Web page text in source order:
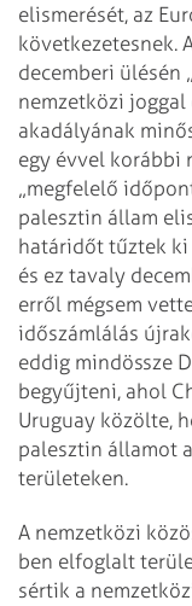
elismerését, az
következetesnek.
decemberi ülésén
nemzetközi
akadályának
egy évvel korábbi
„megfelelő
palesztin állam
határidőt tűztek ki
és ez tavaly
erről mégsem
időszámlálás
eddig mindössze
begyűjteni, ahol
Uruguay közölte,
palesztin államot
területeken.
A nemzetközi
ben elfoglalt
sértik a